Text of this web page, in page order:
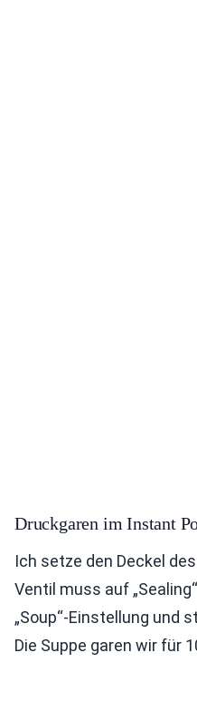
Druckgaren im Instant
Ich setze den Deckel
Ventil muss auf
„Soup“-Einstellung und
Die Suppe garen wir für